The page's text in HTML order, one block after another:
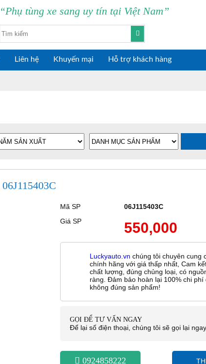
“Phụ tùng xe sang uy tín tại Việt Nam”
Liên hệ Khuyến mại Hỗ trợ khách hàng
Mã SP
06J115403C
Giá SP
550,000
Luckyauto.vn chúng tôi chuyên cung
chính hãng với giá thấp nhất, Cam
chất lượng, đúng chủng loại, có
ràng. Đảm bảo hoàn lại 100% chi
không đúng sản phẩm!
GỌI ĐỂ TƯ VẤN NGAY
Để lại số điện thoại, chúng tôi sẽ gọi lại ngay
0924858222